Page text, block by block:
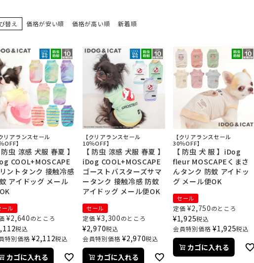
替え 価格が安い順 価格が高い順 新着順
リアランスセール
OFF】
防虫 涼感 犬服 春夏 】
COOL+MOSCAPE
ントタンク 接触冷感
アイドッグ メール
ール
¥2,640のところ
税込
特別価格 ¥2,112税込
カゴに入れる
【クリアランスセール
10％OFF】
【 防虫 涼感 犬服 春夏 】
iDog COOL+MOSCAPE
ゴーストバスターズサマ
ータンク 接触冷感 防蚊
アイドッグ メール便OK
セール
定価 ¥3,300のところ
¥2,970税込
会員特別価格 ¥2,970税込
カゴに入れる
【クリアランスセール
30％OFF】
【 防虫 犬 服 】iDog
fleur MOSCAPEくまさ
んタンク 防蚊 アイドッ
グ メール便OK
セール
定価 ¥2,750のところ
¥1,925税込
会員特別価格 ¥1,925税込
カゴに入れる